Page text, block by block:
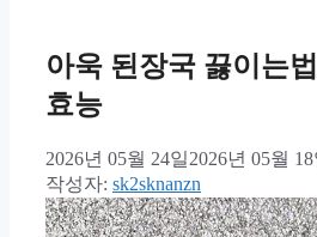
아욱 된장국 끓이는
효능
2026년 05월 24일2026년 05월 18
작성자: sk2sknanzn